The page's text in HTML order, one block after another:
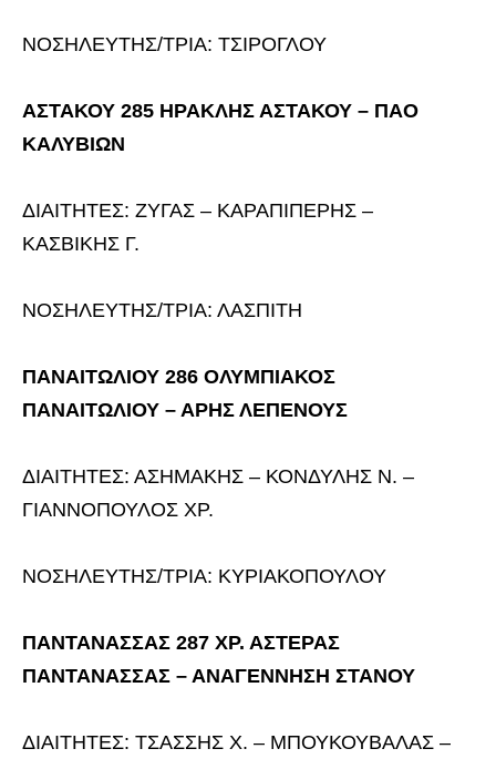
ΝΟΣΗΛΕΥΤΗΣ/ΤΡΙΑ: ΤΣΙΡΟΓΛΟΥ
ΑΣΤΑΚΟΥ 285 ΗΡΑΚΛΗΣ ΑΣΤΑΚΟΥ – ΠΑΟ
ΚΑΛΥΒΙΩΝ
ΔΙΑΙΤΗΤΕΣ: ΖΥΓΑΣ – ΚΑΡΑΠΙΠΕΡΗΣ –
ΚΑΣΒΙΚΗΣ Γ.
ΝΟΣΗΛΕΥΤΗΣ/ΤΡΙΑ: ΛΑΣΠΙΤΗ
ΠΑΝΑΙΤΩΛΙΟΥ 286 ΟΛΥΜΠΙΑΚΟΣ
ΠΑΝΑΙΤΩΛΙΟΥ – ΑΡΗΣ ΛΕΠΕΝΟΥΣ
ΔΙΑΙΤΗΤΕΣ: ΑΣΗΜΑΚΗΣ – ΚΟΝΔΥΛΗΣ Ν. –
ΓΙΑΝΝΟΠΟΥΛΟΣ ΧΡ.
ΝΟΣΗΛΕΥΤΗΣ/ΤΡΙΑ: ΚΥΡΙΑΚΟΠΟΥΛΟΥ
ΠΑΝΤΑΝΑΣΣΑΣ 287 ΧΡ. ΑΣΤΕΡΑΣ
ΠΑΝΤΑΝΑΣΣΑΣ – ΑΝΑΓΕΝΝΗΣΗ ΣΤΑΝΟΥ
ΔΙΑΙΤΗΤΕΣ: ΤΣΑΣΣΗΣ Χ. – ΜΠΟΥΚΟΥΒΑΛΑΣ –